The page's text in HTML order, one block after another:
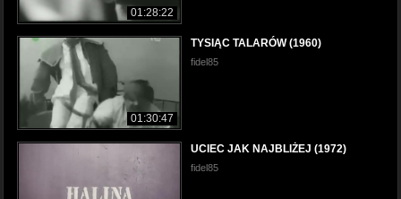
01:28:22
01:30:47
TYSIĄC TALARÓW (1960)
fidel85
UCIEC JAK NAJBLIŻEJ (1972)
fidel85